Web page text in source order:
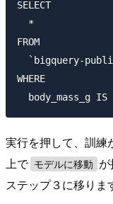
SELECT
  *
FROM
`bigquery-
WHERE
実行を押して、訓練
上で モデルに移動
ステップ３に移りま